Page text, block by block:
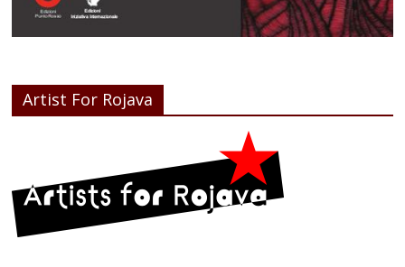
Artist For Rojava